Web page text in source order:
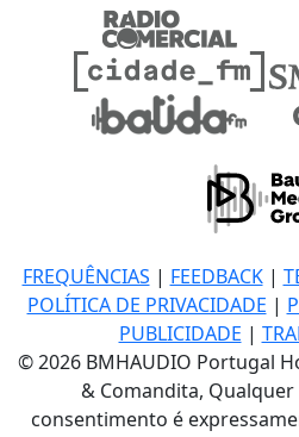
FREQUÊNCIAS | FEEDBACK|
POLÍTICA DE PRIVACIDADE |
PUBLICIDADE |
© 2026 BMHAUDIO Portugal
& Comandita,
consentimento é